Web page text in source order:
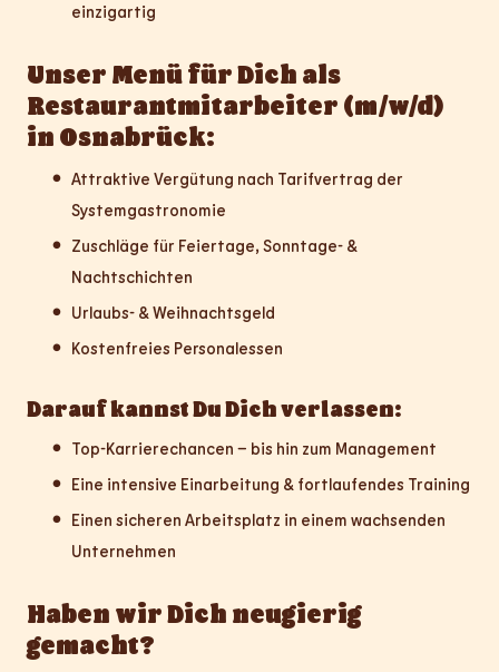
einzigartig
Unser Menü für Dich als
Restaurantmitarbeiter (m/w/d)
in Osnabrück:
Attraktive Vergütung nach Tarifvertrag der
Systemgastronomie
Zuschläge für Feiertage, Sonntage- &
Nachtschichten
Urlaubs- & Weihnachtsgeld
Kostenfreies Personalessen
Darauf kannst Du Dich verlassen:
Top-Karrierechancen – bis hin zum Management
Eine intensive Einarbeitung & fortlaufendes Training
Einen sicheren Arbeitsplatz in einem wachsenden
Unternehmen
Haben wir Dich neugierig
gemacht?